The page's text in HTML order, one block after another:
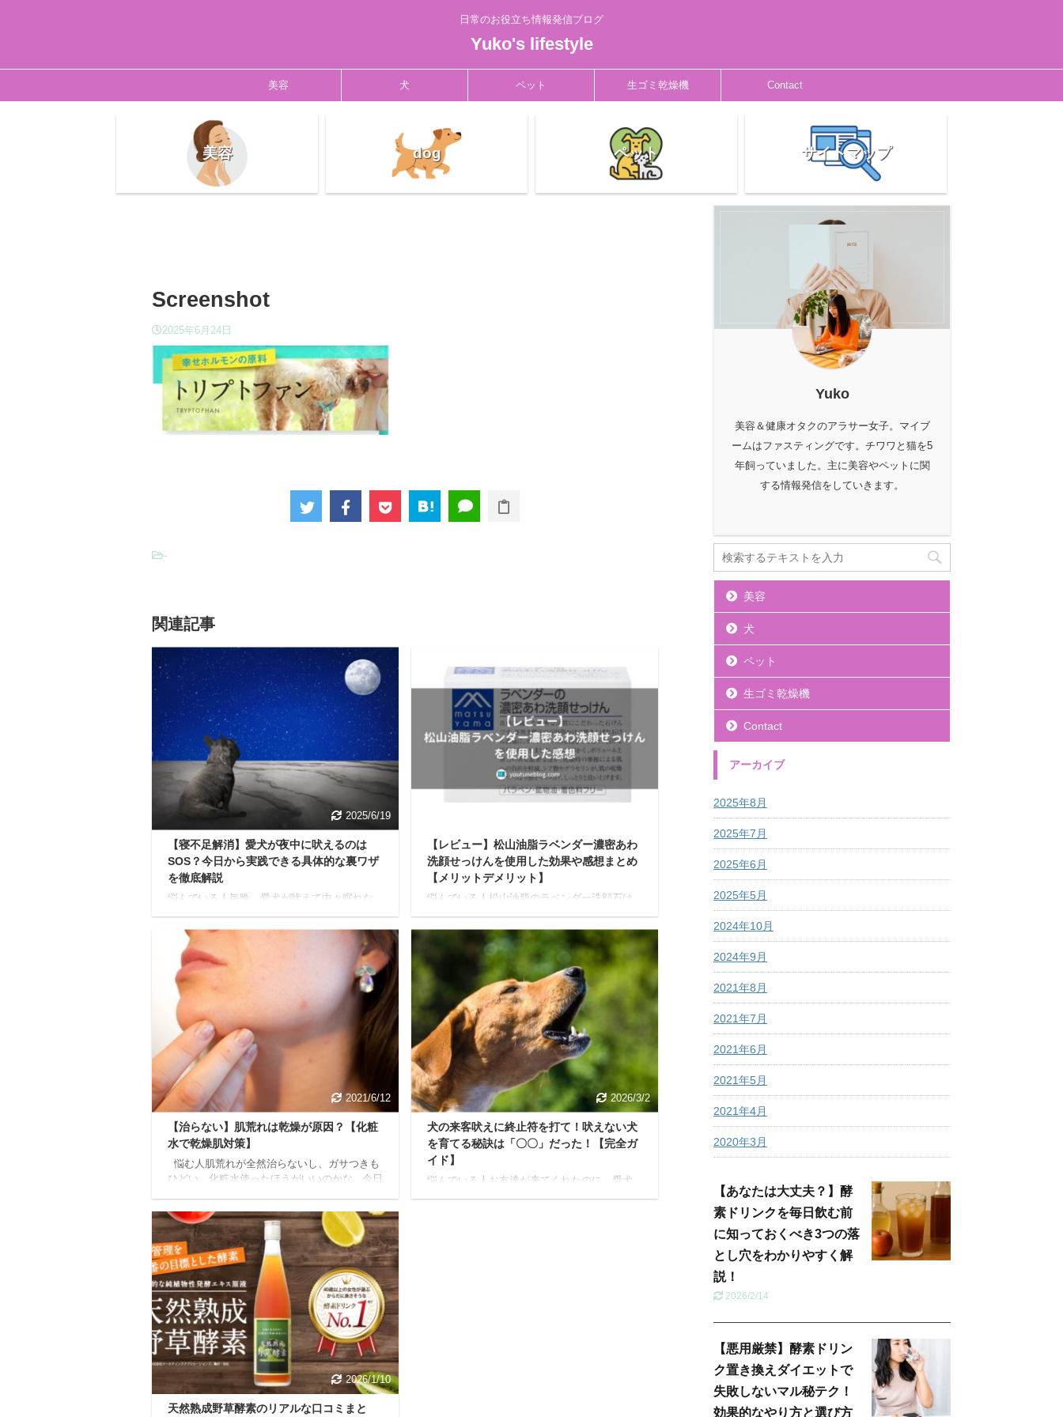
日常のお役立ち情報発信ブログ
Yuko's lifestyle
美容 犬 ペット 生ゴミ乾燥機 Contact
美容 dog ペット サイトマップ
Screenshot
2025年6月24日
-
関連記事
2025/6/19
【寝不足解消】愛犬が夜中に吠えるのは
SOS？今日から実践できる具体的な裏ワザ
を徹底解説
悩んでいる人毎晩、愛犬が吠えて中々眠れな
だし、どうしたらいいんだろう…具体的な対
策とかあったら教えて欲しいな 今回は、この
ような疑問に答えていきます。 結論から言う
と、犬の夜鳴きは適切な対応次第で改善でき
る可能性は十分あります。 犬が夜中に吠える
のは、決してわがままではなく、私たちに何
かを伝えようと一生懸命サインを送っている
のです。 Yuko筆者自身も愛犬「チワワ」を5
年飼っていた経験があり、夜鳴きをしていた
時期もありましたが、以下で紹介する対策方
法で改善したので信 ...
【レビュー】松山油脂ラベンダー濃密あわ
洗顔せっけんを使用した効果や感想まとめ
【メリットデメリット】
悩んでいる人松山油脂のラベンダー洗顔石け
ルな感想が知りたい このような疑問に答えて
いきます。 この記事でわかること 松山油脂の
ラベンダー洗顔石けんの全成分 筆者が実際に
使用して感じたメリットとデメリット 松山油
脂のラベンダー洗顔石けんの実際口コミ 私自
身もつい先日まで、『お肌に優しい洗顔石け
んがないかなー』と探していました。 そして
ネットの口コミ等を参考に、松山油脂のラベ
ンダー洗顔石けんが気になったので、思い切
って購入に踏み切ることに。 結論から先に言
うと、使用して ...
2021/6/12
【治らない】肌荒れは乾燥が原因？【化粧
水で乾燥肌対策】
悩む人肌荒れが全然治らないし、ガサつきも
ひどい。化粧水使ったほうがいいのかな 今日
肌の乾燥には化粧水を使ったほうがいい理由
化粧水の選び方 化粧水の使い方 化粧水と合わ
せて使いたい物 結論から言うと、化粧水は使
うべきです。
本記事の信頼性 筆者自身も
昔、乾燥肌に悩んでいて肌荒れが凄かった 化
粧水をしっかりつけることで乾燥肌が改善さ
れ ...
2026/3/2
犬の来客吠えに終止符を打て！吠えない犬
を育てる秘訣は「〇〇」だった！【完全ガ
イド】
悩んでいる人お友達が来てくれたのに、愛犬
2026/1/10
天然熟成野草酵素のリアルな口コミまと
Yuko
美容＆健康オタクのアラサー女子。マイブ
ームはファスティングです。チワワと猫を5
年飼っていました。主に美容やペットに関
する情報発信をしていきます。
美容
犬
ペット
生ゴミ乾燥機
Contact
アーカイブ
2025年8月
2025年7月
2025年6月
2025年5月
2024年10月
2024年9月
2021年8月
2021年7月
2021年6月
2021年5月
2021年4月
2020年3月
【あなたは大丈夫？】酵
素ドリンクを毎日飲む前
に知っておくべき3つの落
とし穴をわかりやすく解
説！
2026/2/14
【悪用厳禁】酵素ドリン
ク置き換えダイエットで
失敗しないマル秘テク！
効果的なやり方と選び方